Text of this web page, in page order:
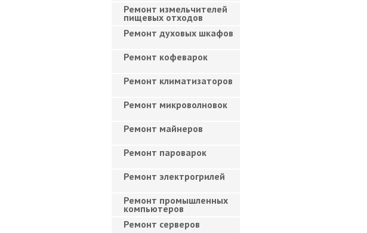
Ремонт измельчителей
пищевых отходов
Ремонт духовых шкафов
Ремонт кофеварок
Ремонт климатизаторов
Ремонт микроволновок
Ремонт майнеров
Ремонт пароварок
Ремонт электрогрилей
Ремонт промышленных
компьютеров
Ремонт серверов